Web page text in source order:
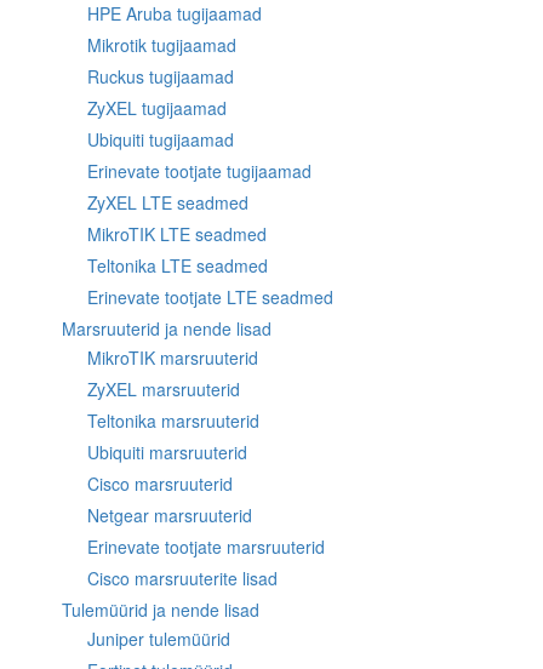
HPE Aruba tugijaamad
Mikrotik tugijaamad
Ruckus tugijaamad
ZyXEL tugijaamad
Ubiquiti tugijaamad
Erinevate tootjate tugijaamad
ZyXEL LTE seadmed
MikroTIK LTE seadmed
Teltonika LTE seadmed
Erinevate tootjate LTE seadmed
Marsruuterid ja nende lisad
MikroTIK marsruuterid
ZyXEL marsruuterid
Teltonika marsruuterid
Ubiquiti marsruuterid
Cisco marsruuterid
Netgear marsruuterid
Erinevate tootjate marsruuterid
Cisco marsruuterite lisad
Tulemüürid ja nende lisad
Juniper tulemüürid